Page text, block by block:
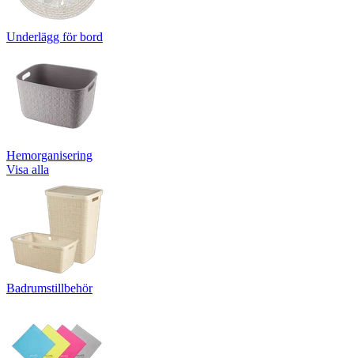
Underlägg för bord
Hemorganisering
Visa alla
Badrumstillbehör